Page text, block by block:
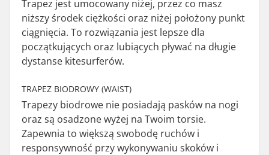
Trapez jest umocowany niżej, przez co masz
niższy środek ciężkości oraz niżej położony punkt
ciągnięcia. To rozwiązania jest lepsze dla
początkujących oraz lubiących pływać na długie
dystanse kitesurferów.
TRAPEZ BIODROWY (WAIST)
Trapezy biodrowe nie posiadają pasków na nogi
oraz są osadzone wyżej na Twoim torsie.
Zapewnia to większą swobodę ruchów i
responsywność przy wykonywaniu skoków i